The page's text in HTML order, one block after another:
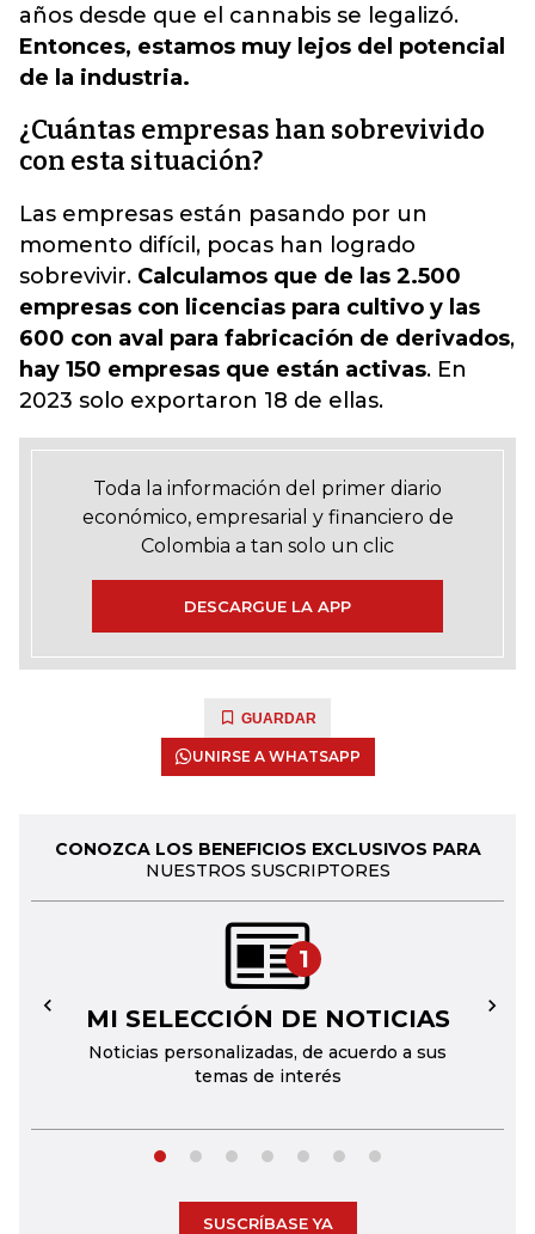
años desde que el cannabis se legalizó.
Entonces, estamos muy lejos del potencial
de la industria.
¿Cuántas empresas han sobrevivido
con esta situación?
Las empresas están pasando por un
momento difícil, pocas han logrado
sobrevivir. Calculamos que de las 2.500
empresas con licencias para cultivo y las
600 con aval para fabricación de derivados,
hay 150 empresas que están activas. En
2023 solo exportaron 18 de ellas.
Toda la información del primer diario
económico, empresarial y financiero de
Colombia a tan solo un clic
DESCARGUE LA APP
GUARDAR
UNIRSE A WHATSAPP
CONOZCA LOS BENEFICIOS EXCLUSIVOS PARA
NUESTROS SUSCRIPTORES
1
MI SELECCIÓN DE NOTICIAS
Noticias personalizadas, de acuerdo a sus
temas de interés
← →
SUSCRÍBASE YA